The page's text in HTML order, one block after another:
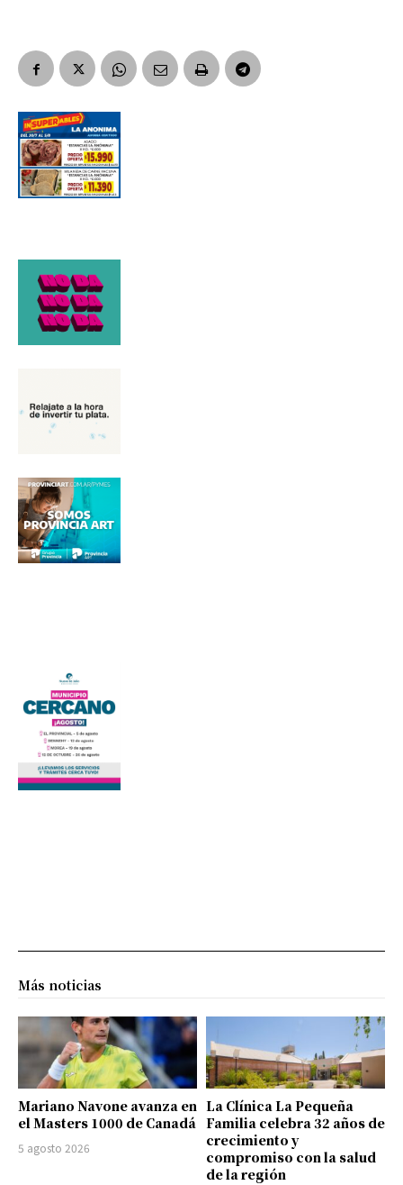
Suscribirme gratis
Dirección de correo electrónico
Nombre
Número de teléfono
Más noticias
Mariano Navone avanza en
el Masters 1000 de Canadá
5 agosto 2026
La Clínica La Pequeña
Familia celebra 32 años de
crecimiento y
compromiso con la salud
de la región